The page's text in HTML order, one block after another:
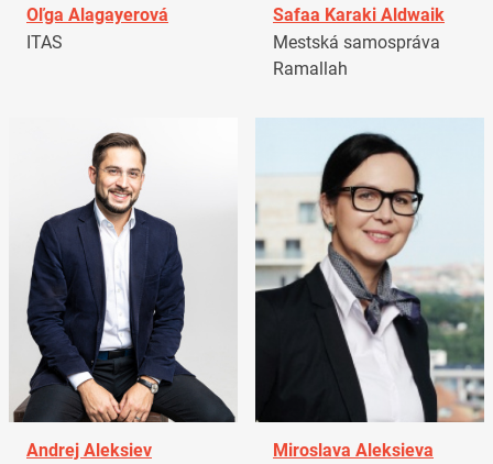
Oľga Alagayerová
ITAS
Safaa Karaki Aldwaik
Mestská samospráva
Ramallah
Andrej Aleksiev
Miroslava Aleksieva